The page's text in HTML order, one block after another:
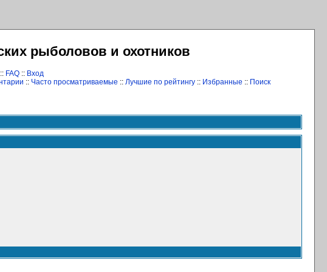
рыболовов и охотников
:: FAQ :: Вход
:: Часто просматриваемые :: Лучшие по рейтингу:: Избранные :: Поиск